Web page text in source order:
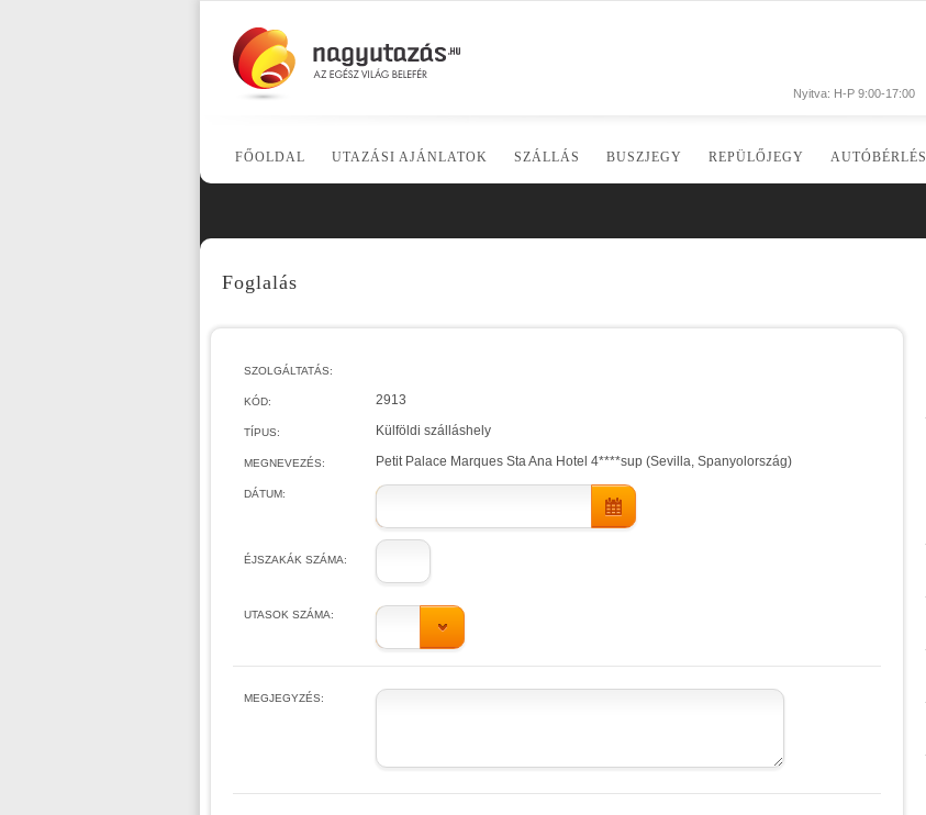
Nyitva: H-P 9:00-17:00
FŐOLDAL UTAZÁSI AJÁNLATOK SZÁLLÁS BUSZJEGY REPÜLŐJEGY AUTÓBÉRLÉS
Foglalás
SZOLGÁLTATÁS:
KÓD: 2913
TÍPUS: Külföldi szálláshely
MEGNEVEZÉS: Petit Palace Marques Sta Ana Hotel 4****sup (Sevilla, Spanyolország)
DÁTUM:
ÉJSZAKÁK SZÁMA:
UTASOK SZÁMA:
MEGJEGYZÉS: